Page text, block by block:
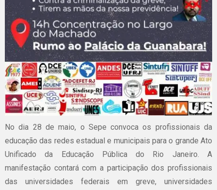
No dia 28 de maio, o Sepe convoca os profissionais da
educação das redes estadual e municipais para o grande Ato
Unificado da Educação Pública do Rio Janeiro. A
manifestação contará com a participação dos profissionais
das universidades federais em greve, universidades